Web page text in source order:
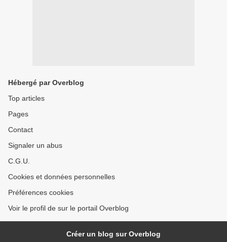
Hébergé par Overblog
Top articles
Pages
Contact
Signaler un abus
C.G.U.
Cookies et données personnelles
Préférences cookies
Voir le profil de sur le portail Overblog
Créer un blog sur Overblog